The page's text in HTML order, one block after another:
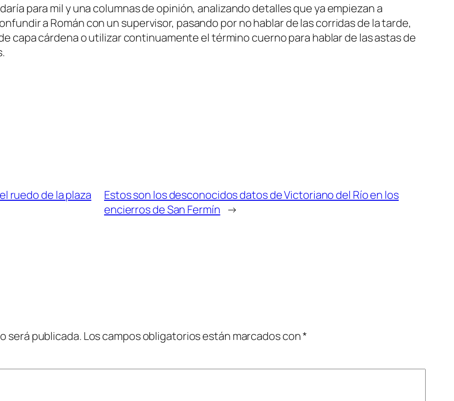
para mil y una columnas de opinión, analizando detalles que ya empiezan a
a Román con un supervisor, pasando por no hablar de las corridas de la tarde,
capa cárdena o utilizar continuamente el término cuerno para hablar de las astas de
ruedo de la plaza
Estos son los desconocidos datos de Victoriano del Río en los
encierros de San Fermín →
será publicada. Los campos obligatorios están marcados con*